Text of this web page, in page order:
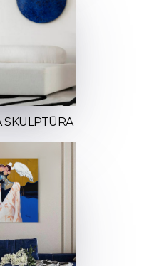
SKULPTŪRA